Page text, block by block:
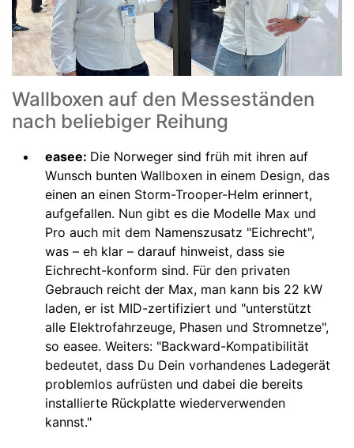
Wallboxen auf den Messeständen
nach beliebiger Reihung
easee: Die Norweger sind früh mit ihren auf
Wunsch bunten Wallboxen in einem Design, das
einen an einen Storm-Trooper-Helm erinnert,
aufgefallen. Nun gibt es die Modelle Max und
Pro auch mit dem Namenszusatz "Eichrecht",
was – eh klar – darauf hinweist, dass sie
Eichrecht-konform sind. Für den privaten
Gebrauch reicht der Max, man kann bis 22 kW
laden, er ist MID-zertifiziert und "unterstützt
alle Elektrofahrzeuge, Phasen und Stromnetze",
so easee. Weiters: "Backward-Kompatibilität
bedeutet, dass Du Dein vorhandenes Ladegerät
problemlos aufrüsten und dabei die bereits
installierte Rückplatte wiederverwenden
kannst."